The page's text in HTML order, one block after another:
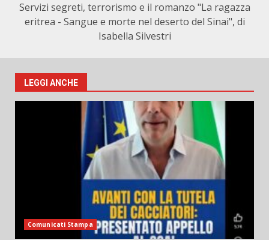
Servizi segreti, terrorismo e il romanzo "La ragazza
eritrea - Sangue e morte nel deserto del Sinai", di
Isabella Silvestri
LEGGI ANCHE
Comunicati Stampa